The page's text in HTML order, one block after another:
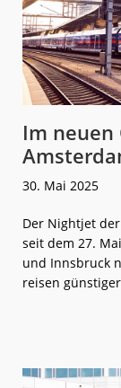
Im neuen
30. Mai 2025
Der Nightjet
seit dem 27.
und Innsbruck
reisen